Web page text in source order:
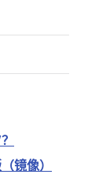
镜像）